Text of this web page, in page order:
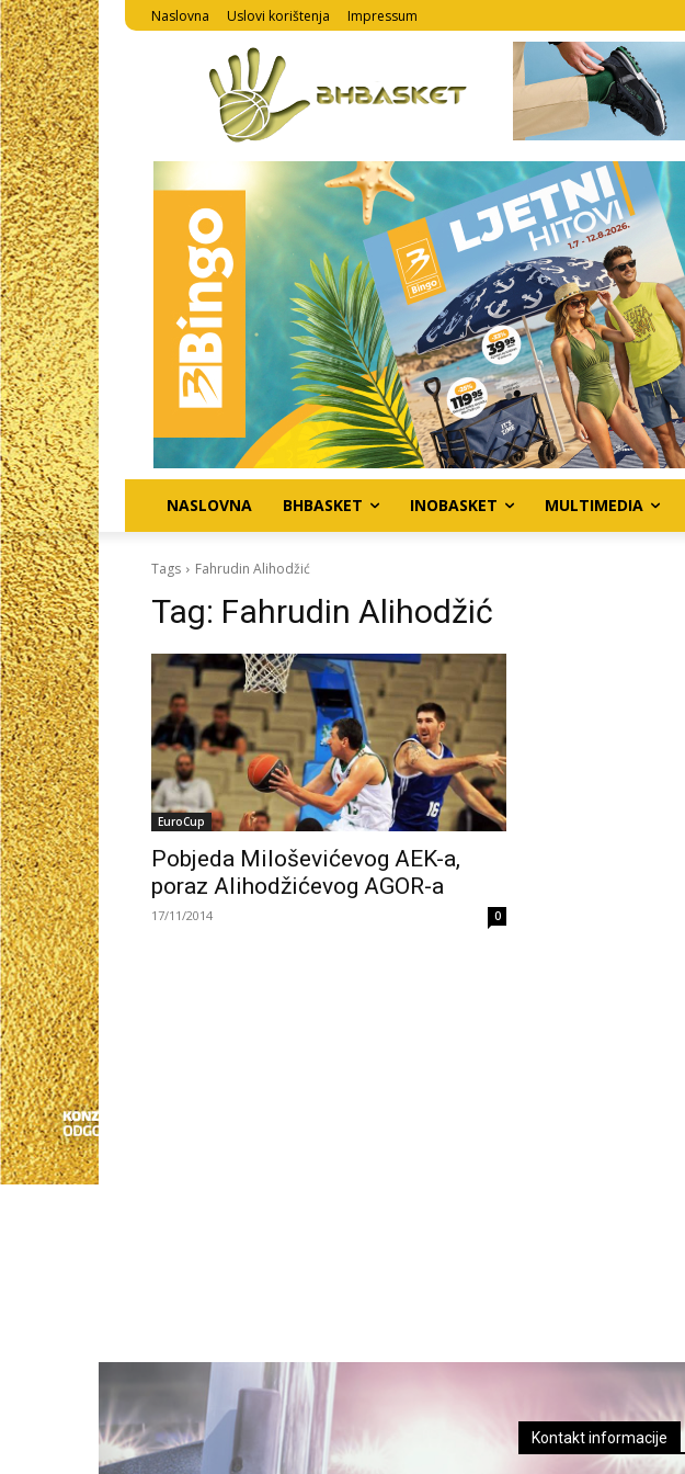
Naslovna Uslovi korištenja Impressum
NASLOVNA BHBASKET INOBASKET MULTIMEDIA
Tags Fahrudin Alihodžić
Tag: Fahrudin Alihodžić
EuroCup
Pobjeda Miloševićevog AEK-a,
poraz Alihodžićevog AGOR-a
17/11/2014 0
Kontakt informacije